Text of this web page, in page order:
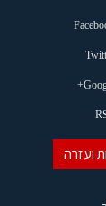
ועזרה